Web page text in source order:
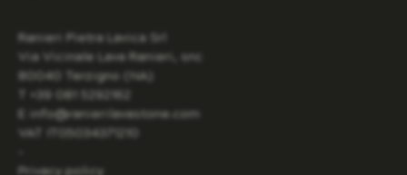
Ranieri Pietra Lavica Srl
Via Vicinale Lava Ranieri, snc
80040 Terzigno (NA)
E info@ranierilavastone.com
VAT IT05034371210
Privacy policy